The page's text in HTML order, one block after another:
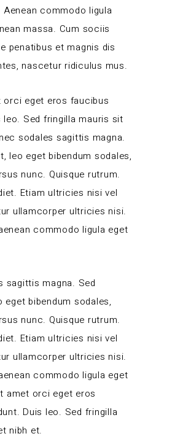
commodo ligula
massa. Cum sociis
penatibus et magnis dis
nascetur ridiculus mus.
orci eget eros faucibus
Sed fringilla mauris sit
sodales sagittis magna.
leo eget bibendum sodales,
nunc. Quisque rutrum.
Etiam ultricies nisi vel
ullamcorper ultricies nisi.
commodo ligula eget
sagittis magna. Sed
eget bibendum sodales,
nunc. Quisque rutrum.
Etiam ultricies nisi vel
ullamcorper ultricies nisi.
commodo ligula eget
amet orci eget eros
Duis leo. Sed fringilla
nibh et.